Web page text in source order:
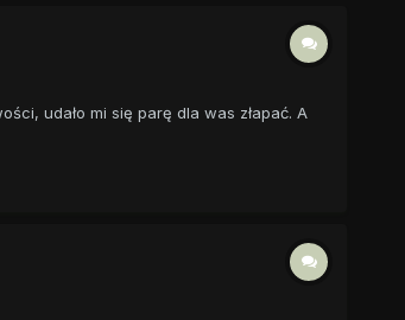
udało mi się parę dla was złapać. A